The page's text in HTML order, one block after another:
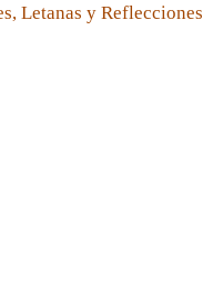
Letanas y Reflecciones